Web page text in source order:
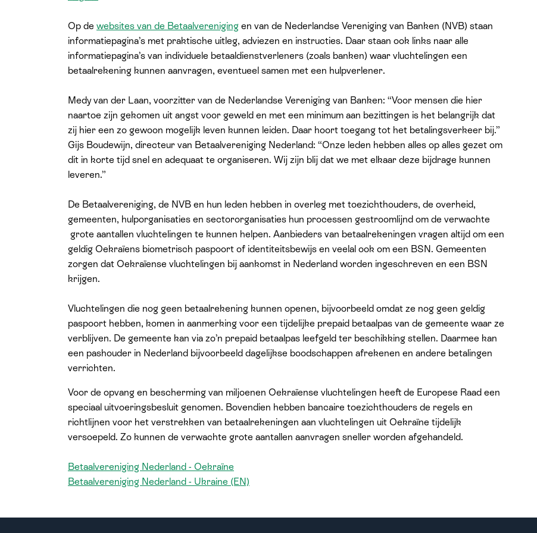
Op de websites van de Betaalvereniging en van de Nederlandse Vereniging van Banken (NVB) staan
informatiepagina’s met praktische uitleg, adviezen en instructies. Daar staan ook links naar alle
informatiepagina’s van individuele betaaldienstverleners (zoals banken) waar vluchtelingen een
betaalrekening kunnen aanvragen, eventueel samen met een hulpverlener.
Medy van der Laan, voorzitter van de Nederlandse Vereniging van Banken: “Voor mensen die hier
naartoe zijn gekomen uit angst voor geweld en met een minimum aan bezittingen is het belangrijk dat
zij hier een zo gewoon mogelijk leven kunnen leiden. Daar hoort toegang tot het betalingsverkeer bij.”
Gijs Boudewijn, directeur van Betaalvereniging Nederland: “Onze leden hebben alles op alles gezet om
dit in korte tijd snel en adequaat te organiseren. Wij zijn blij dat we met elkaar deze bijdrage kunnen
leveren.”
De Betaalvereniging, de NVB en hun leden hebben in overleg met toezichthouders, de overheid,
gemeenten, hulporganisaties en sectororganisaties hun processen gestroomlijnd om de verwachte
grote aantallen vluchtelingen te kunnen helpen. Aanbieders van betaalrekeningen vragen altijd om een
geldig Oekraïens biometrisch paspoort of identiteitsbewijs en veelal ook om een BSN. Gemeenten
zorgen dat Oekraïense vluchtelingen bij aankomst in Nederland worden ingeschreven en een BSN
krijgen.
Vluchtelingen die nog geen betaalrekening kunnen openen, bijvoorbeeld omdat ze nog geen geldig
paspoort hebben, komen in aanmerking voor een tijdelijke prepaid betaalpas van de gemeente waar ze
verblijven. De gemeente kan via zo’n prepaid betaalpas leefgeld ter beschikking stellen. Daarmee kan
een pashouder in Nederland bijvoorbeeld dagelijkse boodschappen afrekenen en andere betalingen
verrichten.
Voor de opvang en bescherming van miljoenen Oekraïense vluchtelingen heeft de Europese Raad een
speciaal uitvoeringsbesluit genomen. Bovendien hebben bancaire toezichthouders de regels en
richtlijnen voor het verstrekken van betaalrekeningen aan vluchtelingen uit Oekraïne tijdelijk
versoepeld. Zo kunnen de verwachte grote aantallen aanvragen sneller worden afgehandeld.
Betaalvereniging Nederland - Oekraïne
Betaalvereniging Nederland - Ukraine (EN)